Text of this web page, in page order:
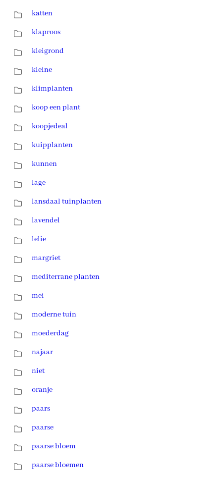
katten
klaproos
kleigrond
kleine
klimplanten
koop een plant
koopjedeal
kuipplanten
kunnen
lage
lansdaal tuinplanten
lavendel
lelie
margriet
mediterrane planten
mei
moderne tuin
moederdag
najaar
niet
oranje
paars
paarse
paarse bloem
paarse bloemen